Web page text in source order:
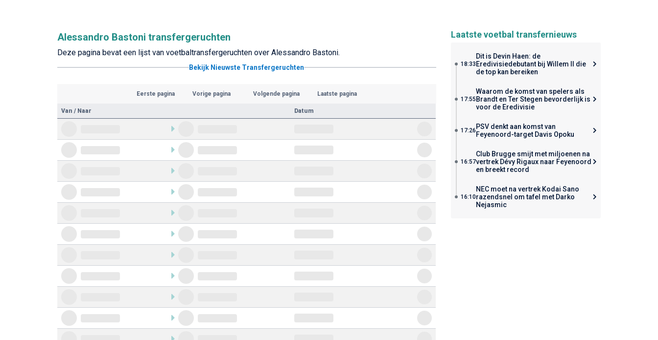
Alessandro Bastoni transfergeruchten
Deze pagina bevat een lijst van voetbaltransfergeruchten over Alessandro Bastoni.
Bekijk Nieuwste Transfergeruchten
Eerste pagina Vorige pagina Volgende pagina Laatste pagina
Van / Naar Datum
Laatste voetbal transfernieuws
18:33
Dit is Devin Haen: de
Eredivisiedebutant bij Willem II die
de top kan bereiken
17:55
Waarom de komst van spelers als
Brandt en Ter Stegen bevorderlijk is
voor de Eredivisie
17:26 PSV denkt aan komst van
Feyenoord-target Davis Opoku
16:57
Club Brugge smijt met miljoenen na
vertrek Dévy Rigaux naar Feyenoord
en breekt record
16:10
NEC moet na vertrek Kodai Sano
razendsnel om tafel met Darko
Nejasmic